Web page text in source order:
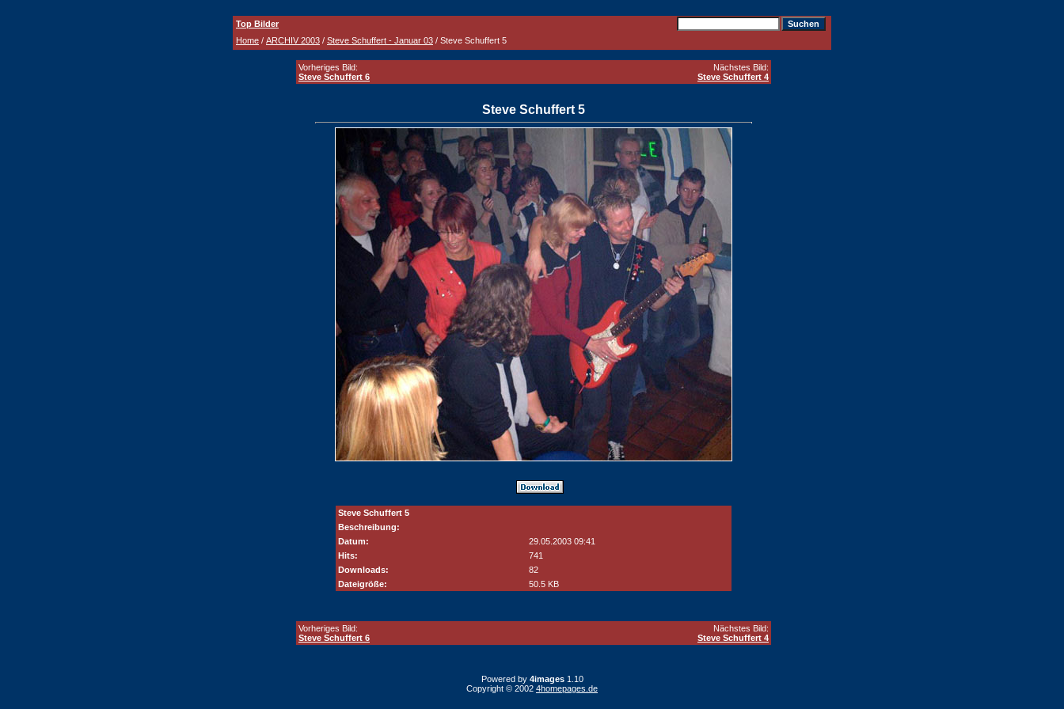
Top Bilder
Home / ARCHIV 2003 / Steve Schuffert - Januar 03 / Steve Schuffert 5
Vorheriges Bild:
Steve Schuffert 6
Nächstes Bild:
Steve Schuffert 4
Steve Schuffert 5
Steve Schuffert 5
Beschreibung:
Datum:
29.05.2003 09:41
Hits:
741
Downloads:
82
Dateigröße:
50.5 KB
Vorheriges Bild:
Steve Schuffert 6
Nächstes Bild:
Steve Schuffert 4
Powered by 4images1.10
Copyright © 2002 4homepages.de